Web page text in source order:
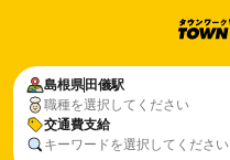
島根県 田儀駅
職種を選択してください
交通費支給
キーワードを選択してください